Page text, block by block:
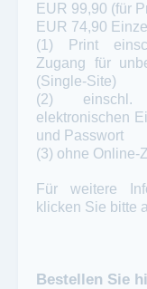
EUR 99,90 (für
EUR 74,90
(1) Print
Zugang für
(Single-Site)
(2) einschl.
elektronischen
und Passwort
(3) ohne Online-
Für weitere
klicken Sie bitte
Bestellen Sie